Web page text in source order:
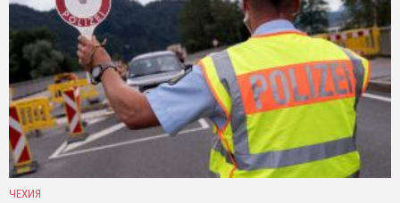
ЧЕХИЯ